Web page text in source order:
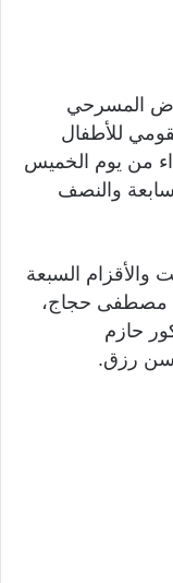
المسرحي
للأطفال
من يوم الخميس
تمام السابعة والنصف
السبعة
مصطفى حجاج،
حازم
رزق.